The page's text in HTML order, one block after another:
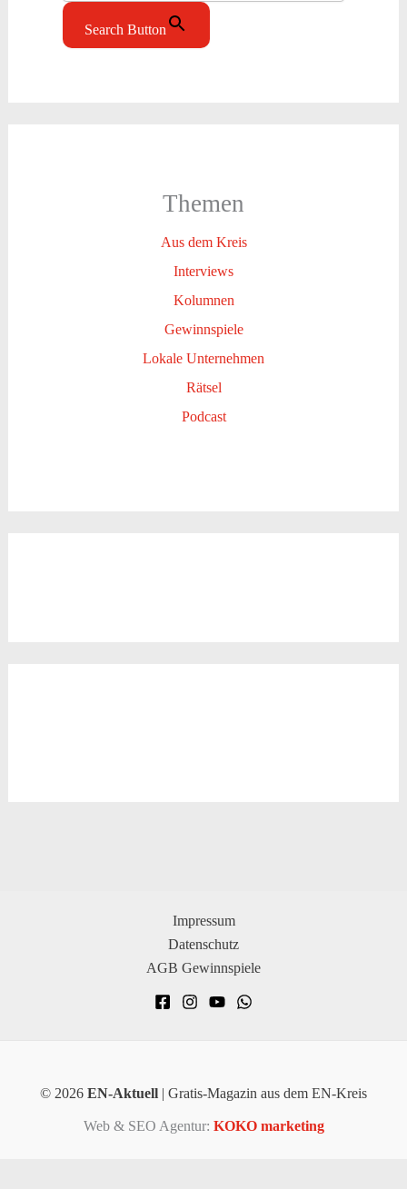
Search Button
Themen
Aus dem Kreis
Interviews
Kolumnen
Gewinnspiele
Lokale Unternehmen
Rätsel
Podcast
Impressum
Datenschutz
AGB Gewinnspiele
© 2026 EN-Aktuell | Gratis-Magazin aus dem EN-Kreis
Web & SEO Agentur: KOKO marketing